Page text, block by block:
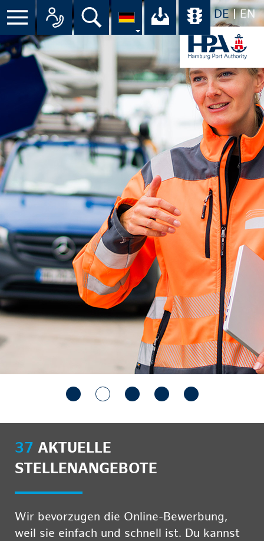
DE EN
Menü Alle Ansprechpartner im
Suche Ihr Download-
37 AKTUELLE
STELLENANGEBOTE
Wir bevorzugen die Online-Bewerbung,
weil sie einfach und schnell ist. Du kannst